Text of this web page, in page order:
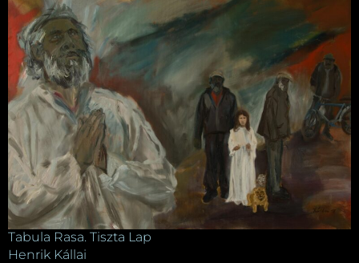
Tabula Rasa. Tiszta Lap
Henrik Kállai